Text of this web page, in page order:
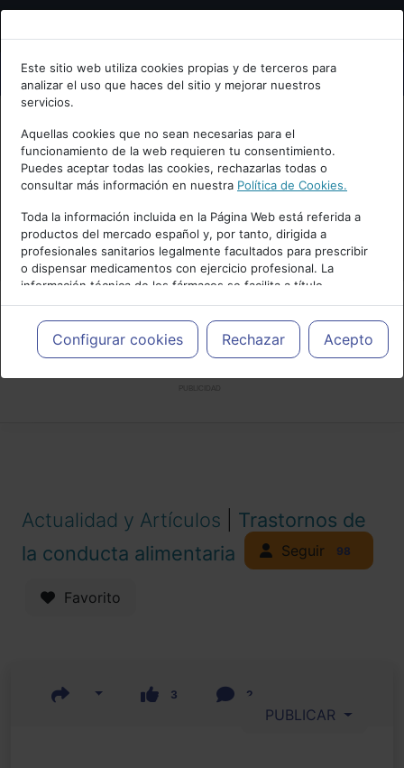
Bienvenid@ a psiquiatria.com
Escribe tu Email
Accede o regístrate con tu email.
Cancelar
Este sitio web utiliza cookies propias y de terceros para
analizar el uso que haces del sitio y mejorar nuestros
servicios.
Aquellas cookies que no sean necesarias para el
funcionamiento de la web requieren tu consentimiento.
Puedes aceptar todas las cookies, rechazarlas todas o
consultar más información en nuestra Política de Cookies.
Toda la información incluida en la Página Web está referida a
productos del mercado español y, por tanto, dirigida a
profesionales sanitarios legalmente facultados para prescribir
o dispensar medicamentos con ejercicio profesional. La
información técnica de los fármacos se facilita a título
meramente informativo, siendo responsabilidad de los
profesionales facultados prescribir medicamentos y decidir, en
cada caso concreto, el tratamiento más adecuado a las
necesidades del paciente.
Configurar cookies Rechazar Acepto
Actualidad y Artículos
Trastornos de
la conducta alimentaria
Seguir 98
Favorito
3 2
PUBLICAR